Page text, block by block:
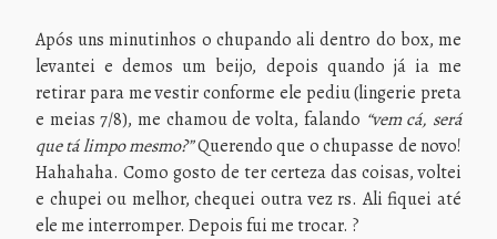
Após uns minutinhos o chupando ali dentro do box, me
levantei e demos um beijo, depois quando já ia me
retirar para me vestir conforme ele pediu (lingerie preta
e meias 7/8), me chamou de volta, falando “vem cá, será
que tá limpo mesmo?”Querendo que o chupasse de novo!
Hahahaha. Como gosto de ter certeza das coisas, voltei
e chupei ou melhor, chequei outra vez rs. Ali fiquei até
ele me interromper. Depois fui me trocar. ?